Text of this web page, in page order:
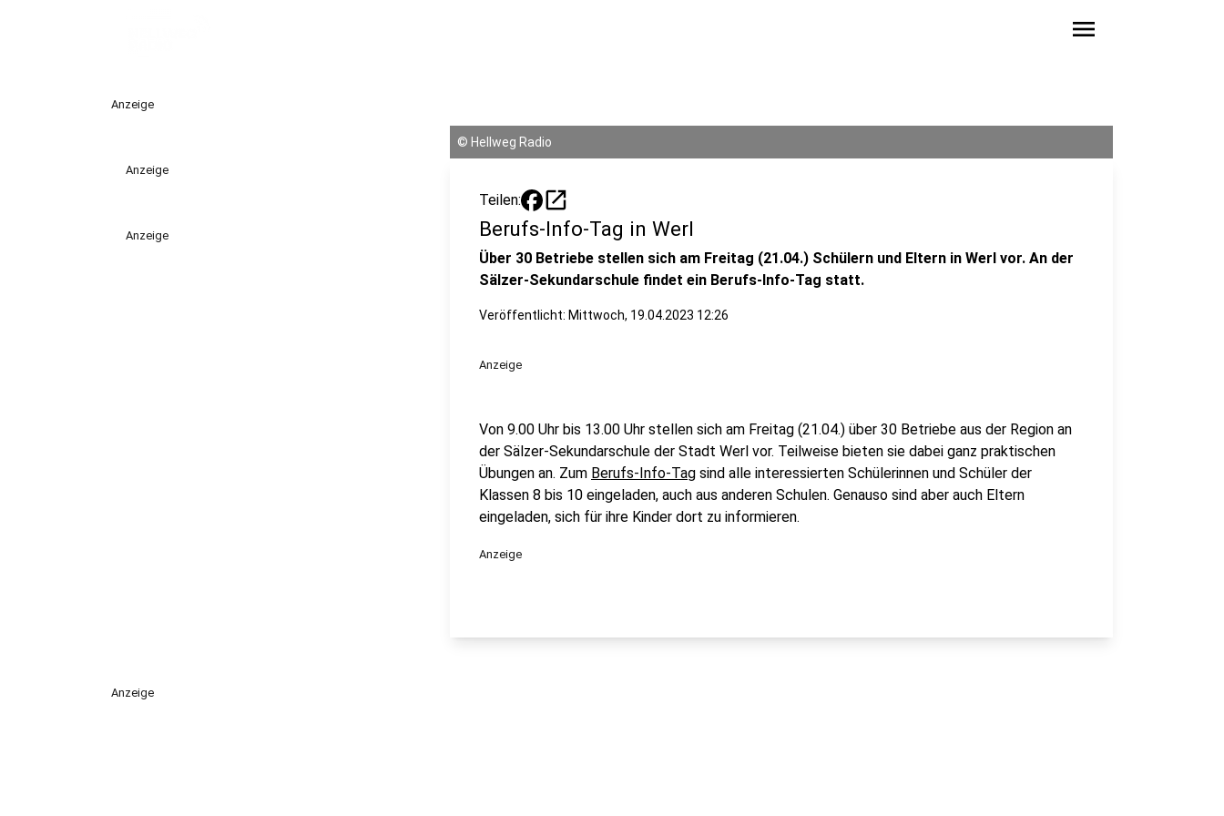
menu
Anzeige
Anzeige
Anzeige
© Hellweg Radio
Teilen: open_in_new
Berufs-Info-Tag in Werl
Über 30 Betriebe stellen sich am Freitag (21.04.) Schülern und Eltern in Werl vor. An der
Sälzer-Sekundarschule findet ein Berufs-Info-Tag statt.
Veröffentlicht: Mittwoch, 19.04.2023 12:26
Anzeige
Von 9.00 Uhr bis 13.00 Uhr stellen sich am Freitag (21.04.) über 30 Betriebe aus der Region an
der Sälzer-Sekundarschule der Stadt Werl vor. Teilweise bieten sie dabei ganz praktischen
Übungen an. Zum Berufs-Info-Tag sind alle interessierten Schülerinnen und Schüler der
Klassen 8 bis 10 eingeladen, auch aus anderen Schulen. Genauso sind aber auch Eltern
eingeladen, sich für ihre Kinder dort zu informieren.
Anzeige
Anzeige